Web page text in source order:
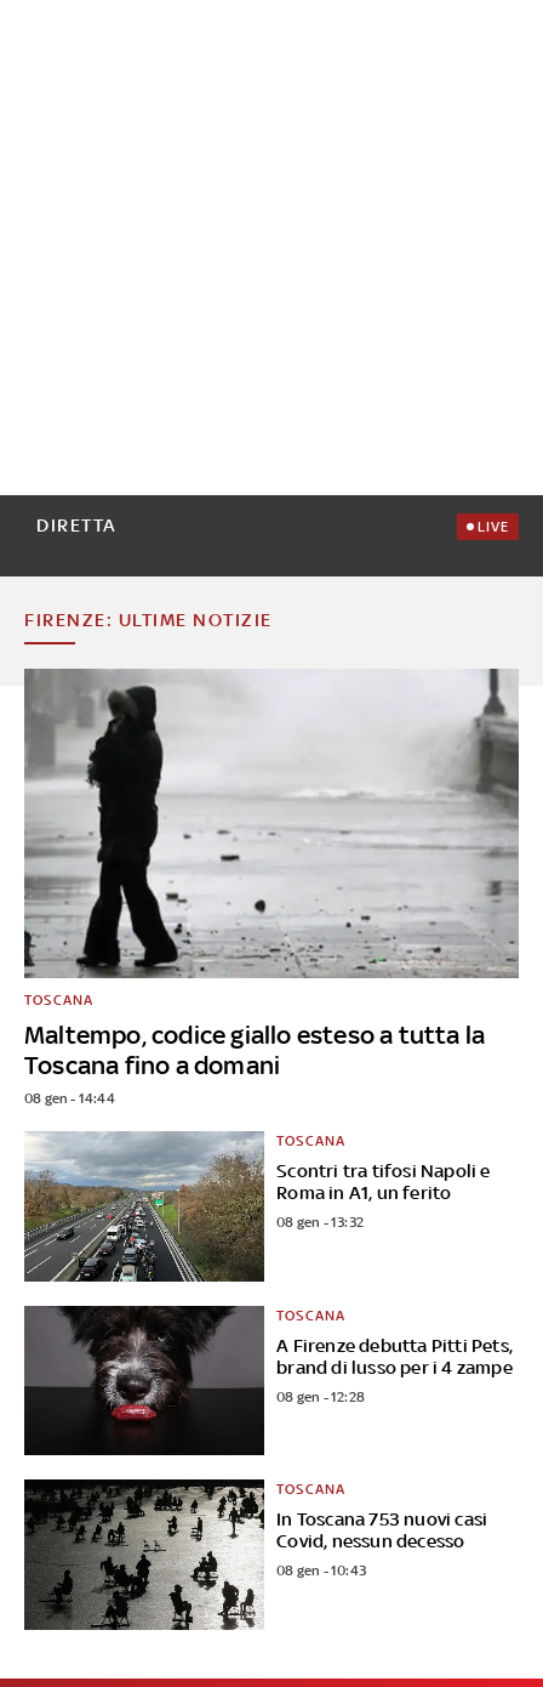
DIRETTA LIVE
FIRENZE: ULTIME NOTIZIE
Maltempo, codice giallo esteso a tutta la
Toscana fino a domani
TOSCANA
08 gen - 14:44
Scontri tra tifosi Napoli e
Roma in A1, un ferito
TOSCANA
08 gen - 13:32
A Firenze debutta Pitti Pets,
brand di lusso per i 4 zampe
TOSCANA
08 gen - 12:28
In Toscana 753 nuovi casi
Covid, nessun decesso
TOSCANA
08 gen - 10:43